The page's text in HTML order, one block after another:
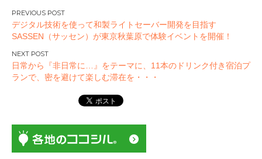
投
稿
ナ
ビ
ゲ
ョ
ン
デジタル技術を使って和製ライトセーバー開発を目指す
SASSEN（サッセン）が東京秋葉原で体験イベントを開催！
日常から『非日常に…』をテーマに、11本のドリンク付き宿泊プ
ランで、密を避けて楽しむ滞在を・・・